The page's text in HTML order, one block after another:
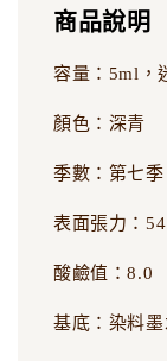
商品說明
容量：5ml，
顏色：深青
季數：第七季
表面張力：
酸鹼值：8.0
基底：染料墨